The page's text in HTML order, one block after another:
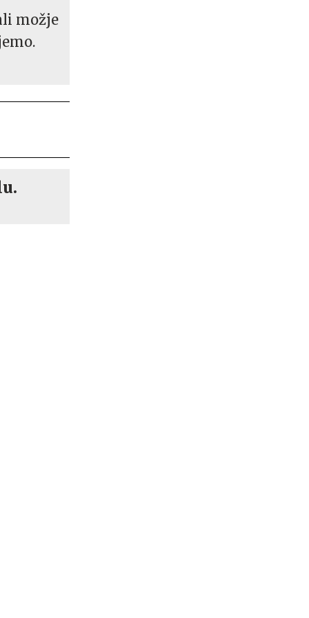
možje